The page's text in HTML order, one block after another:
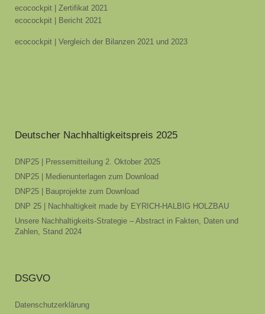
ecocockpit | Zertifikat 2021
ecocockpit | Bericht 2021
ecocockpit | Vergleich der Bilanzen 2021 und 2023
Deutscher Nachhaltigkeitspreis 2025
DNP25 | Pressemitteilung 2. Oktober 2025
DNP25 | Medienunterlagen zum Download
DNP25 | Bauprojekte zum Download
DNP 25 | Nachhaltigkeit made by EYRICH-HALBIG HOLZBAU
Unsere Nachhaltigkeits-Strategie – Abstract in Fakten, Daten und
Zahlen, Stand 2024
DSGVO
Datenschutzerklärung